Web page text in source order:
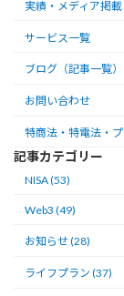
実績・メディア掲載
サービス一覧
ブログ（記事一覧）
お問い合わせ
特商法・特電法・
記事カテゴリー
NISA (53)
Web3 (49)
お知らせ (28)
ライフプラン (37)